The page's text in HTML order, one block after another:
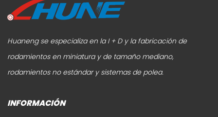
Huaneng se especializa en la I + D y la fabricación de
rodamientos en miniatura y de tamaño mediano,
rodamientos no estándar y sistemas de polea.
INFORMACIÓN